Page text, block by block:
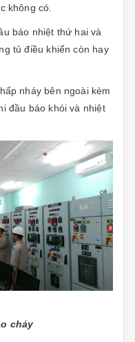
không có.
báo nhiệt thứ hai và
tủ điều khiển còn hay
nháy bên ngoài kèm
đầu báo khói và nhiệt
cháy